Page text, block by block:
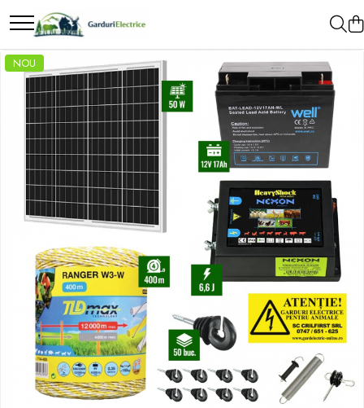
Toate Produsele
Impulsor - Generator Impulsuri - Pulsator
Gard Electric
NEXON BEASTSHOCK
NEXON HEAVYSHOCK
NEXON SRONGSHOCK
DALTOR
NEXON EASYSHOCK și PITISHOCK
Izolatori Gard Electric
Izolatori – Utilizare generală
Izolatori Plat
Izolatori cu filet metric
Izolatori pentru colț
Izolatori pentru poartǎ
Izolatori Speciali
NOU